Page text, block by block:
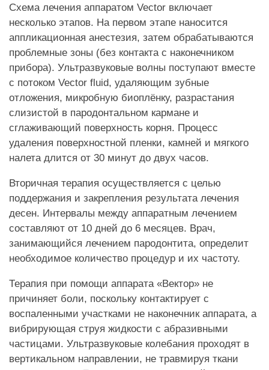
Схема лечения аппаратом Vector включает
несколько этапов. На первом этапе наносится
аппликационная анестезия, затем обрабатываются
проблемные зоны (без контакта с наконечником
прибора). Ультразвуковые волны поступают вместе
с потоком Vector fluid, удаляющим зубные
отложения, микробную биоплёнку, разрастания
слизистой в пародонтальном кармане и
сглаживающий поверхность корня. Процесс
удаления поверхностной пленки, камней и мягкого
налета длится от 30 минут до двух часов.
Вторичная терапия осуществляется с целью
поддержания и закрепления результата лечения
десен. Интервалы между аппаратным лечением
составляют от 10 дней до 6 месяцев. Врач,
занимающийся лечением пародонтита, определит
необходимое количество процедур и их частоту.
Терапия при помощи аппарата «Вектор» не
причиняет боли, поскольку контактирует с
воспаленными участками не наконечник аппарата, а
вибрирующая струя жидкости с абразивными
частицами. Ультразвуковые колебания проходят в
вертикальном направлении, не травмируя ткани